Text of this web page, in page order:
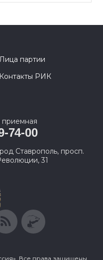
партии
Контакты РИК
74-00
Ставрополь, просп.
31
Все права защищены.